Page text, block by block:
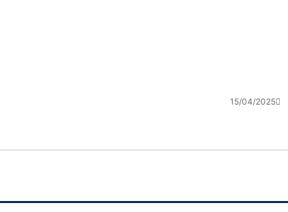
15/04/2025